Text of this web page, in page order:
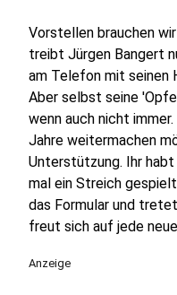
Vorstellen brauchen
treibt Jürgen Bangert
am Telefon mit seinen
Aber selbst seine
wenn auch nicht
Jahre weitermachen
Unterstützung. Ihr
mal ein Streich
das Formular und
freut sich auf jede
Anzeige